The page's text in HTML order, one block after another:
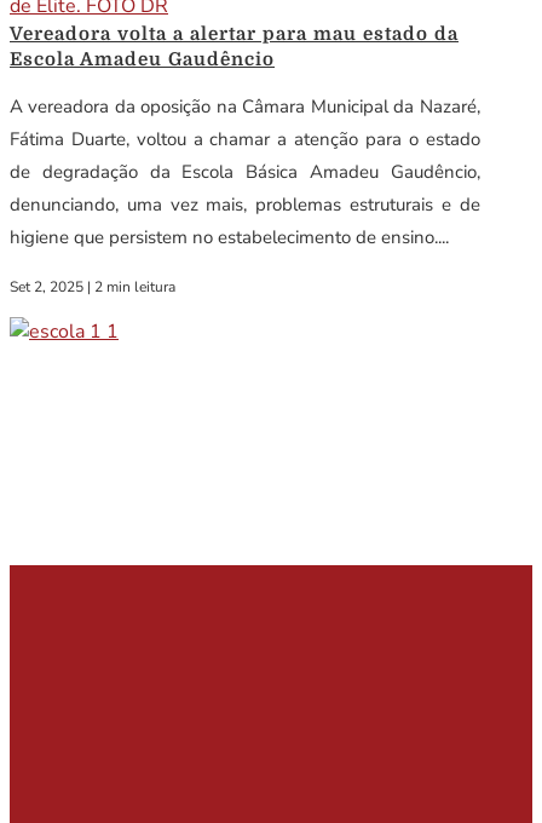
Vereadora volta a alertar para mau estado da
Escola Amadeu Gaudêncio
A vereadora da oposição na Câmara Municipal da Nazaré,
Fátima Duarte, voltou a chamar a atenção para o estado
de degradação da Escola Básica Amadeu Gaudêncio,
denunciando, uma vez mais, problemas estruturais e de
higiene que persistem no estabelecimento de ensino....
Set 2, 2025 | 2 min leitura